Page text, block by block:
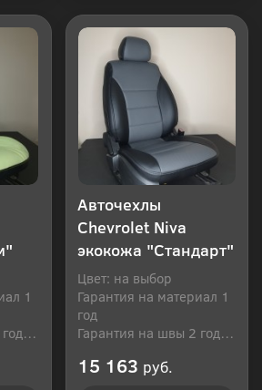
1
Авточехлы
Chevrolet Niva
экокожа "Стандарт"
Цвет: на выбор
Гарантия на материал 1
год
Гарантия на швы 2 года
15 163 руб.